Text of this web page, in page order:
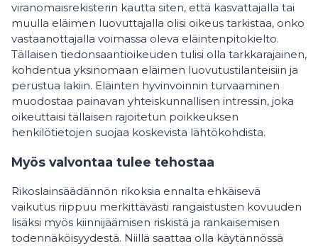
viranomaisrekisterin kautta siten, että kasvattajalla tai
muulla eläimen luovuttajalla olisi oikeus tarkistaa, onko
vastaanottajalla voimassa oleva eläintenpitokielto.
Tällaisen tiedonsaantioikeuden tulisi olla tarkkarajainen,
kohdentua yksinomaan eläimen luovutustilanteisiin ja
perustua lakiin. Eläinten hyvinvoinnin turvaaminen
muodostaa painavan yhteiskunnallisen intressin, joka
oikeuttaisi tällaisen rajoitetun poikkeuksen
henkilötietojen suojaa koskevista lähtökohdista.
Myös valvontaa tulee tehostaa
Rikoslainsäädännön rikoksia ennalta ehkäisevä
vaikutus riippuu merkittävästi rangaistusten kovuuden
lisäksi myös kiinnijäämisen riskistä ja rankaisemisen
todennäköisyydestä. Niillä saattaa olla käytännössä